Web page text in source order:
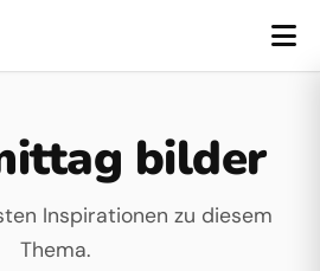
bilder
Inspirationen zu diesem
Thema.